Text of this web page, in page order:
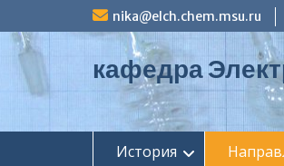
е
nika@elch.chem.msu.ru
кафедра
История